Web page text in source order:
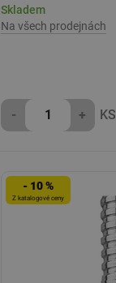
Skladem
Na všech prodejnách
- + KS
- 10 %
Z katalogové ceny